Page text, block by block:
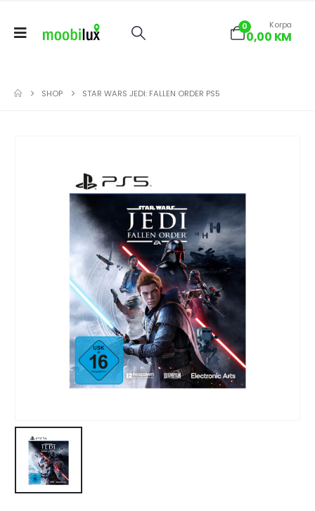
0 Korpa
0,00 KM
SHOP STAR WARS JEDI: FALLEN ORDER PS5